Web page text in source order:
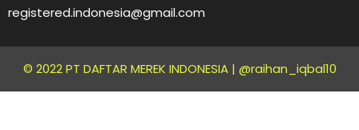
registered.indonesia@gmail.com
© 2022 PT DAFTAR MEREK INDONESIA | @raihan_iqbal10